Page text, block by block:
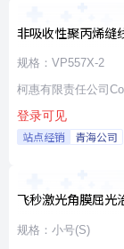
非吸收性聚丙烯缝
规格：VP557X-2
柯惠有限责任公司
登录可见
站点经销 青海公司
飞秒激光角膜屈光
性使用无菌治疗包
规格：小号(S)